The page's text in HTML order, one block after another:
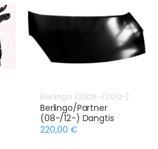
Berlingo (2008-/2012-)
Berlingo/Partner
(08-/12-) Dangtis
220,00 €